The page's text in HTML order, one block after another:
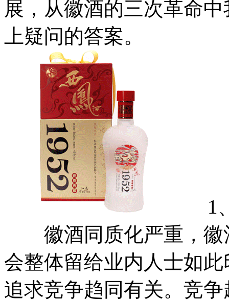
展，从徽酒的三次革命
上疑问的答案。
1、
徽酒同质化严重，徽
会整体留给业内人士如
追求竞争趋同有关。竞